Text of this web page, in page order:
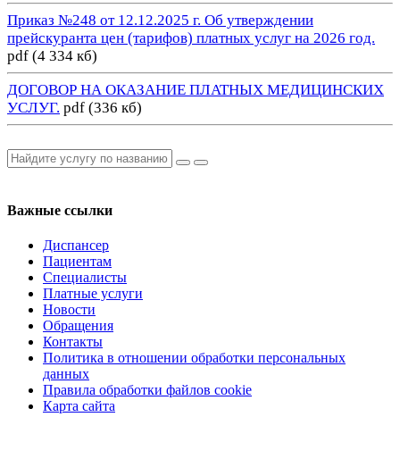
Приказ №248 от 12.12.2025 г. Об утверждении
прейскуранта цен (тарифов) платных услуг на 2026 год.
pdf (4 334 кб)
ДОГОВОР НА ОКАЗАНИЕ ПЛАТНЫХ МЕДИЦИНСКИХ
УСЛУГ. pdf (336 кб)
Важные ссылки
Диспансер
Пациентам
Специалисты
Платные услуги
Новости
Обращения
Контакты
Политика в отношении обработки персональных
данных
Правила обработки файлов cookie
Карта сайта